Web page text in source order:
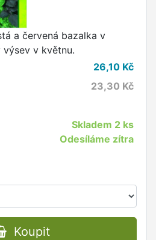
a červená bazalka v
výsev v květnu.
26,10 Kč
23,30 Kč
Skladem 2 ks
Odesíláme zítra
Koupit